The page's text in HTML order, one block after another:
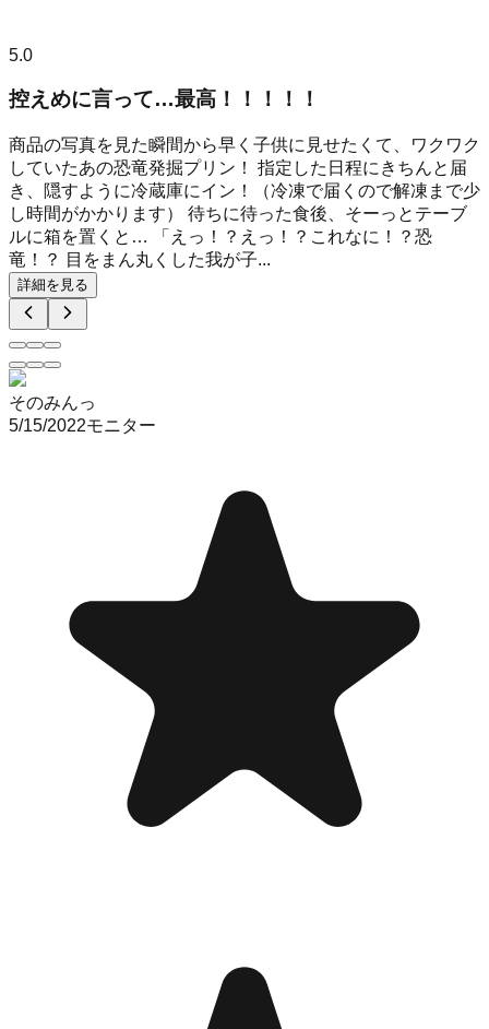
5.0
控えめに言って…最高！！！！！
商品の写真を見た瞬間から早く子供に見せたくて、ワクワク
していたあの恐竜発掘プリン！ 指定した日程にきちんと届
き、隠すように冷蔵庫にイン！（冷凍で届くので解凍まで少
し時間がかかります） 待ちに待った食後、そーっとテーブ
ルに箱を置くと… 「えっ！？えっ！？これなに！？恐
竜！？ 目をまん丸くした我が子...
詳細を見る
そのみんっ
5/15/2022モニター